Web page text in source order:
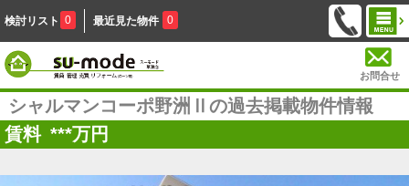
検討リスト 0 最近見た物件 0
お問合せ
シャルマンコーポ野洲Ⅱの過去掲載物件情報
賃料 ***万円